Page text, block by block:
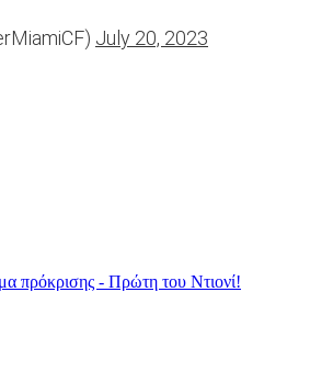
July 20, 2023
πρόκρισης - Πρώτη του Ντιονί!